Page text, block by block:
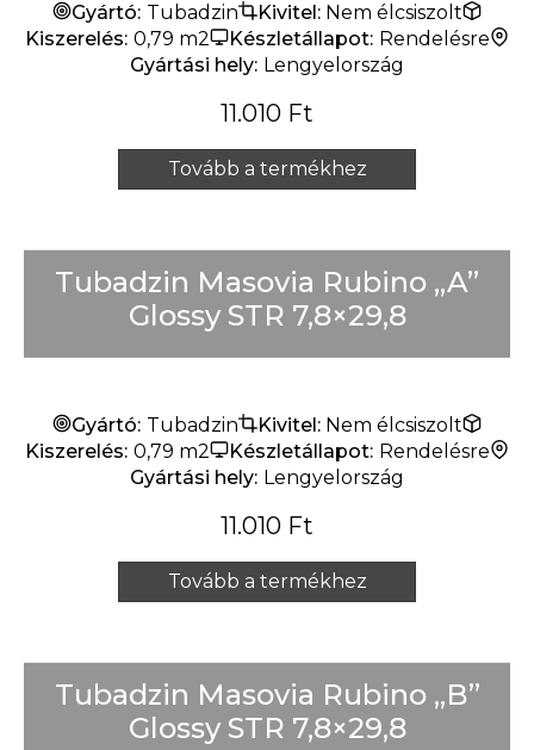
Gyártó: Tubadzin Kivitel: Nem élcsiszolt
Kiszerelés: 0,79 m2 Készletállapot: Rendelésre
Gyártási hely: Lengyelország
11.010 Ft
Tovább a termékhez
Tubadzin Masovia Rubino „A”
Glossy STR 7,8×29,8
Gyártó: Tubadzin Kivitel: Nem élcsiszolt
Kiszerelés: 0,79 m2 Készletállapot: Rendelésre
Gyártási hely: Lengyelország
11.010 Ft
Tovább a termékhez
Tubadzin Masovia Rubino „B”
Glossy STR 7,8×29,8